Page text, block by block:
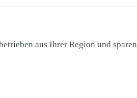
aus Ihrer Region und